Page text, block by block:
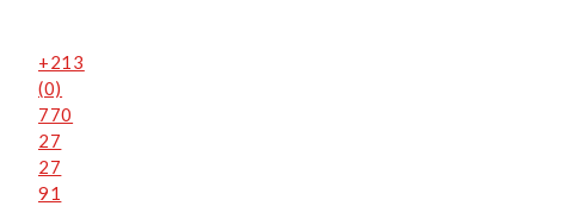
+213
(0)
770
27
27
91